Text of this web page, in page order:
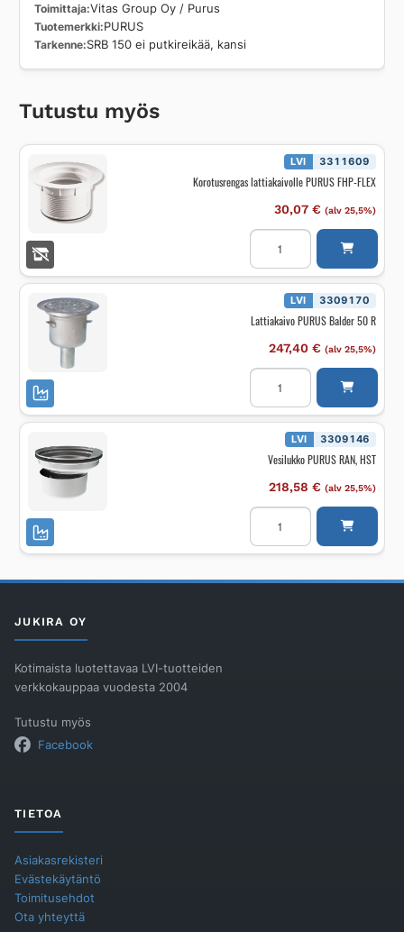
Toimittaja Vitas Group Oy / Purus
Tuotemerkki PURUS
Tarkenne SRB 150 ei putkireikää, kansi
Tutustu myös
LVI 3311609
Korotusrengas lattiakaivolle PURUS FHP-FLEX
30,07 € (alv 25,5%)
Korotusrengas
lattiakaivolle
FHP-
FLEX
määrä LVI 3309170
Lattiakaivo PURUS Balder 50 R
247,40 € (alv 25,5%)
Lattiakaivo
PURUS
50
R
määrä LVI 3309146
Vesilukko PURUS RAN, HST
218,58 € (alv 25,5%)
Vesilukko
PURUS
HST
JUKIRA OY
Kotimaista luotettavaa LVI-tuotteiden
verkkokauppaa vuodesta 2004
Tutustu myös
Facebook
TIETOA
Asiakasrekisteri
Evästekäytäntö
Toimitusehdot
Ota yhteyttä